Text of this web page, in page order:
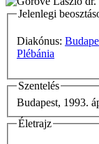
Jelenlegi
Diakónus:
Plébánia
Szentelés
Budapest, 1993.
Életrajz